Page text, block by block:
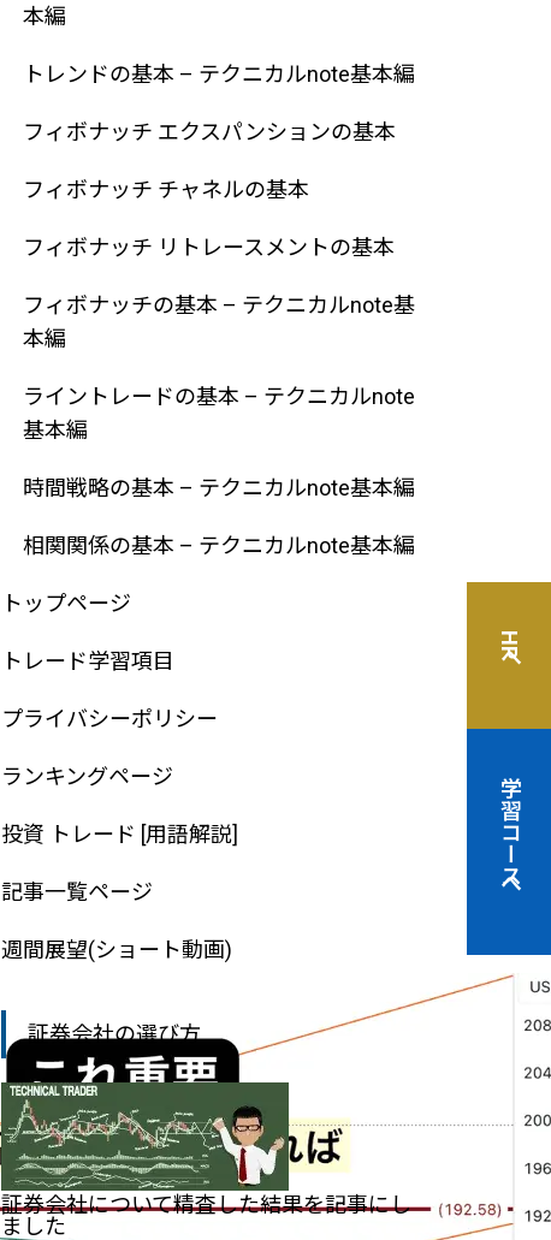
本編
トレンドの基本 – テクニカルnote基本編
フィボナッチ エクスパンションの基本
フィボナッチ チャネルの基本
フィボナッチ リトレースメントの基本
フィボナッチの基本 – テクニカルnote基
本編
ライントレードの基本 – テクニカルnote
基本編
時間戦略の基本 – テクニカルnote基本編
相関関係の基本 – テクニカルnote基本編
トップページ
トレード学習項目
プライバシーポリシー
ランキングページ
投資 トレード [用語解説]
記事一覧ページ
週間展望(ショート動画)
証券会社の選び方
証券会社について精査した結果を記事にし
ました
HPへ
学習コースへ